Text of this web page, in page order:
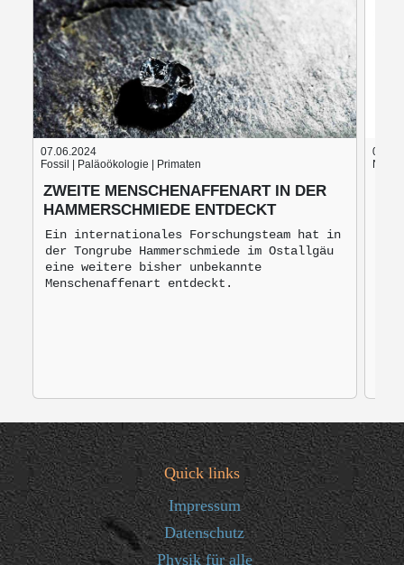
07.06.2024
Fossil | Paläoökologie | Primaten
ZWEITE MENSCHENAFFENART IN DER
HAMMERSCHMIEDE ENTDECKT
Ein internationales Forschungsteam hat in
der Tongrube Hammerschmiede im Ostallgäu
eine weitere bisher unbekannte
Menschenaffenart entdeckt.
Nach
Quick links
Impressum
Datenschutz
Physik für alle